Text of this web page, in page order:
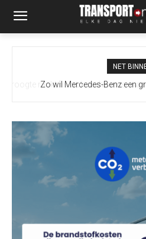
NET
Zo wil Mercedes-Benz een